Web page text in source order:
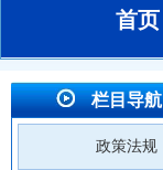
首页
栏目导航
政策法规